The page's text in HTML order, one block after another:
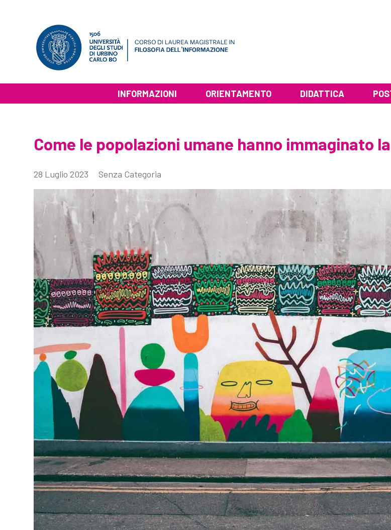
INFORMAZIONI ORIENTAMENTO DIDATTICA
Come le popolazioni umane hanno immaginato
28 Luglio 2023 Senza Categoria